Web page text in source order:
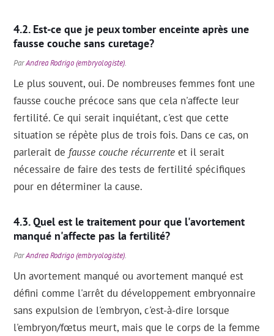
Est-ce que je peux tomber enceinte après une
fausse couche sans curetage?
ParAndrea Rodrigo (embryologiste).
Le plus souvent, oui. De nombreuses femmes font une
fausse couche précoce sans que cela n'affecte leur
fertilité. Ce qui serait inquiétant, c'est que cette
situation se répète plus de trois fois. Dans ce cas, on
parlerait de fausse couche récurrente et il serait
nécessaire de faire des tests de fertilité spécifiques
pour en déterminer la cause.
Quel est le traitement pour que l'avortement
manqué n'affecte pas la fertilité?
ParAndrea Rodrigo (embryologiste).
Un avortement manqué ou avortement manqué est
défini comme l'arrêt du développement embryonnaire
sans expulsion de l'embryon, c'est-à-dire lorsque
l'embryon/fœtus meurt, mais que le corps de la femme